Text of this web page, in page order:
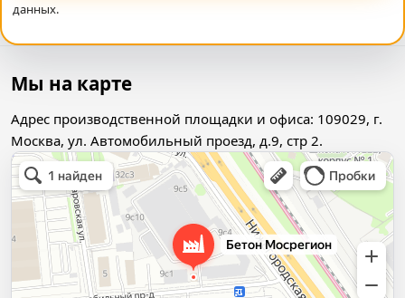
данных.
Мы на карте
Адрес производственной площадки и офиса: 109029, г.
Москва, ул. Автомобильный проезд, д.9, стр 2.